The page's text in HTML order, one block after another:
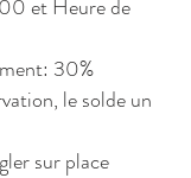
et Heure de
30%
le solde un
sur place